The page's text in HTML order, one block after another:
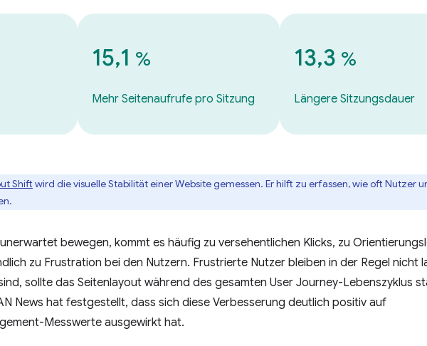
15,1 %
Mehr Seitenaufrufe pro Sitzung
13,3 %
Längere Sitzungsdauer
Shift wird die visuelle Stabilität einer Website gemessen. Er hilft zu erfassen, wie oft Nutzer
bewegen, kommt es häufig zu versehentlichen Klicks, zu
zu Frustration bei den Nutzern. Frustrierte Nutzer bleiben in der Regel nicht
sollte das Seitenlayout während des gesamten User Journey-Lebenszyklus
News hat festgestellt, dass sich diese Verbesserung deutlich positiv auf
Messwerte ausgewirkt hat.